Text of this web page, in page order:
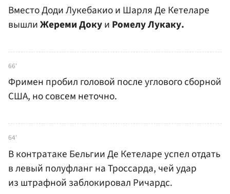
Вместо Доди Лукебакио и Шарля Де Кетеларе
вышлиЖереми Докуи Ромелу Лукаку.
66'
Фримен пробил головой после углового сборной
США, но совсем неточно.
64'
В контратаке Бельгии Де Кетеларе успел отдать
в левый полуфланг на Троссарда, чей удар
из штрафной заблокировал Ричардс.